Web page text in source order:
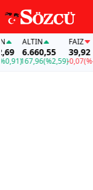
ALTIN
6.660,55
167,96(%2,59)
FAİZ
39,92
-0,07(%-